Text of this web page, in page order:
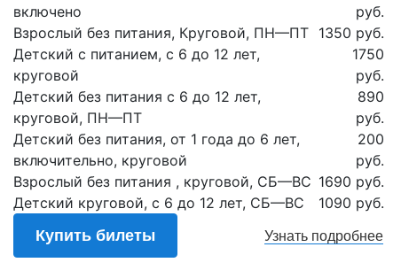
включено
руб.
Взрослый без питания, Круговой, ПН—ПТ 1350 руб.
Детский с питанием, с 6 до 12 лет,
круговой
1750
руб.
Детский без питания с 6 до 12 лет,
круговой, ПН—ПТ
890
руб.
Детский без питания, от 1 года до 6 лет,
включительно, круговой
200
руб.
Взрослый без питания , круговой, СБ—ВС 1690 руб.
Детский круговой, с 6 до 12 лет, СБ—ВС
1090 руб.
Купить билеты Узнать подробнее